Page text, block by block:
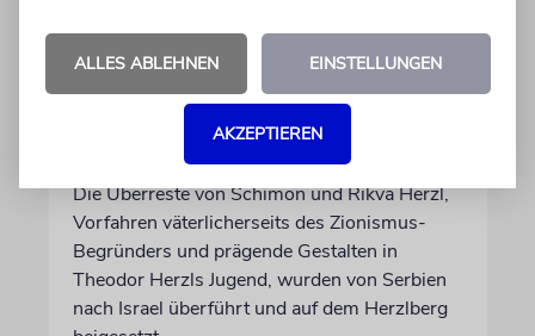
Großeltern umgebettet:
Theodor Herzls letzter Wille
ist erfüllt
Die Überreste von Schimon und Rikva Herzl,
Vorfahren väterlicherseits des Zionismus-
Begründers und prägende Gestalten in
Theodor Herzls Jugend, wurden von Serbien
nach Israel überführt und auf dem Herzlberg
ALLES ABLEHNEN EINSTELLUNGEN
AKZEPTIEREN